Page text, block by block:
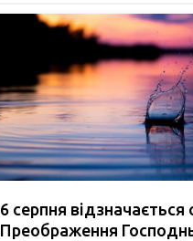
6 серпня відзначається
Преображення